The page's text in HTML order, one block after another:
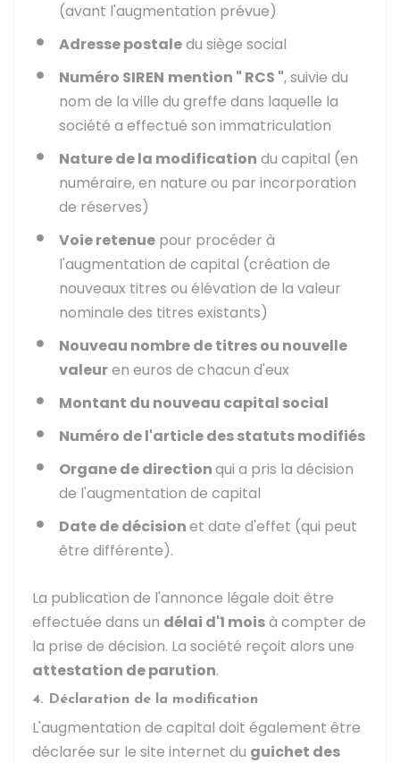
(avant l'augmentation prévue)
Adresse postaledu siège social
Numéro SIREN mention " RCS ", suivie du
nom de la ville du greffe dans laquelle la
société a effectué son immatriculation
Nature de la modification du capital (en
numéraire, en nature ou par incorporation
de réserves)
Voie retenue pour procéder à
l'augmentation de capital (création de
nouveaux titres ou élévation de la valeur
nominale des titres existants)
Nouveau nombre de titres ou nouvelle
valeuren euros de chacun d'eux
Montant du nouveau capital social
Numéro de l'article des statuts modifiés
Organe de directionqui a pris la décision
de l'augmentation de capital
Date de décisionet date d'effet (qui peut
être différente).
La publication de l'annonce légale doit être
effectuée dans un délai d'1 moisà compter de
la prise de décision. La société reçoit alors une
attestation de parution.
4. Déclaration de la modification
L'augmentation de capital doit également être
déclarée sur le site internet du guichet des